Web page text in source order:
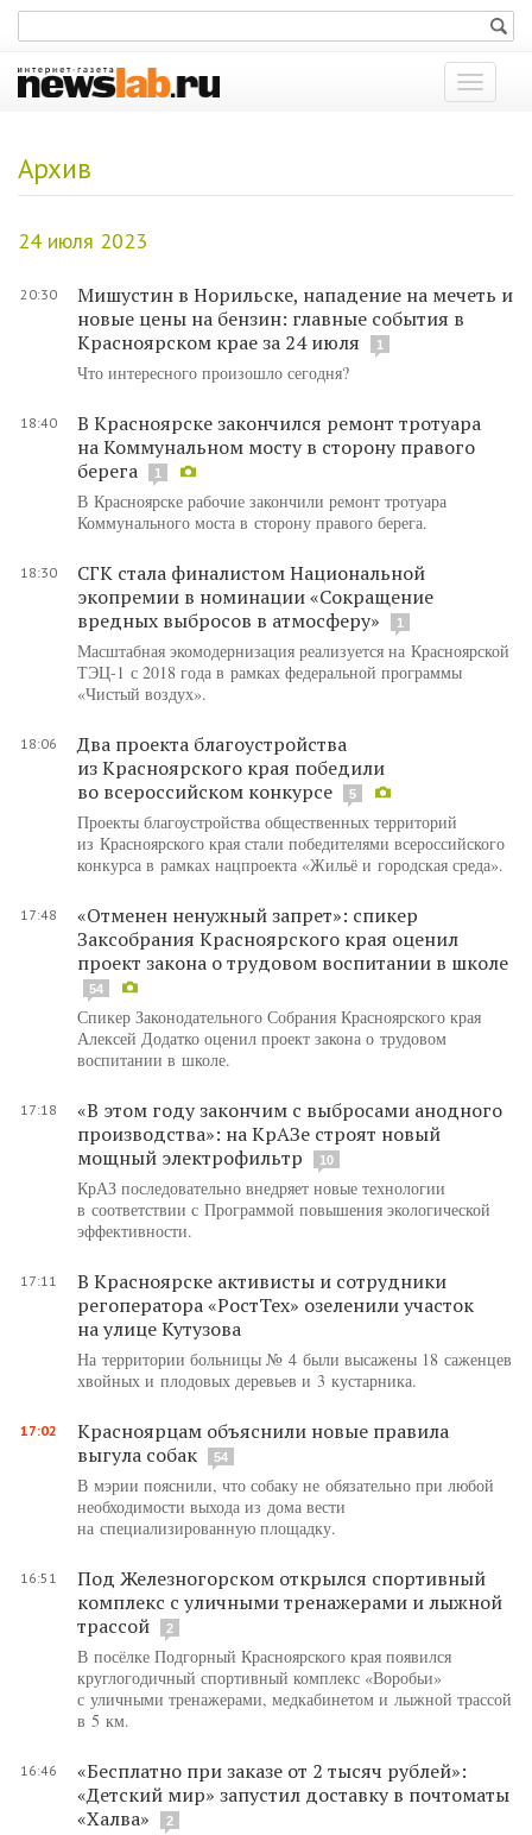
Показать
меню
Архив
24 июля 2023
20:30
Мишустин в Норильске, нападение на мечеть и
новые цены на бензин: главные события в
Красноярском крае за 24 июля
1
Что интересного произошло сегодня?
18:40
В Красноярске закончился ремонт тротуара
на Коммунальном мосту в сторону правого
берега
1
В Красноярске рабочие закончили ремонт тротуара
Коммунального моста в сторону правого берега.
18:30
СГК стала финалистом Национальной
экопремии в номинации «Сокращение
вредных выбросов в атмосферу»
1
Масштабная экомодернизация реализуется на Красноярской
ТЭЦ-1 с 2018 года в рамках федеральной программы
«Чистый воздух».
18:06
Два проекта благоустройства
из Красноярского края победили
во всероссийском конкурсе
5
Проекты благоустройства общественных территорий
из Красноярского края стали победителями всероссийского
конкурса в рамках нацпроекта «Жильё и городская среда».
17:48
«Отменен ненужный запрет»: спикер
Заксобрания Красноярского края оценил
проект закона о трудовом воспитании в школе
54
Спикер Законодательного Собрания Красноярского края
Алексей Додатко оценил проект закона о трудовом
воспитании в школе.
17:18
«В этом году закончим с выбросами анодного
производства»: на КрАЗе строят новый
мощный электрофильтр
10
КрАЗ последовательно внедряет новые технологии
в соответствии с Программой повышения экологической
эффективности.
17:11
В Красноярске активисты и сотрудники
регоператора «РостТех» озеленили участок
на улице Кутузова
На территории больницы № 4 были высажены 18 саженцев
хвойных и плодовых деревьев и 3 кустарника.
17:02
Красноярцам объяснили новые правила
выгула собак
54
В мэрии пояснили, что собаку не обязательно при любой
необходимости выхода из дома вести
на специализированную площадку.
16:51
Под Железногорском открылся спортивный
комплекс с уличными тренажерами и лыжной
трассой
2
В посёлке Подгорный Красноярского края появился
круглогодичный спортивный комплекс «Воробьи»
с уличными тренажерами, медкабинетом и лыжной трассой
в 5 км.
16:46
«Бесплатно при заказе от 2 тысяч рублей»:
«Детский мир» запустил доставку в почтоматы
«Халва»
2